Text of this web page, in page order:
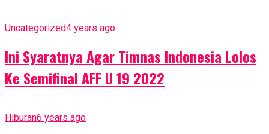
Uncategorized4 years ago
Ini Syaratnya Agar Timnas Indonesia Lolos
Ke Semifinal AFF U 19 2022
Hiburan6 years ago